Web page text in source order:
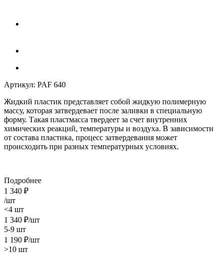
Артикул: PAF 640
Жидкий пластик представляет собой жидкую полимерную
массу, которая затвердевает после заливки в специальную
форму. Такая пластмасса твердеет за счет внутренних
химических реакций, температуры и воздуха. В зависимости
от состава пластика, процесс затвердевания может
происходить при разных температурных условиях.
Подробнее
1 340 ₽
/шт
<4 шт
1 340 ₽/шт
5-9 шт
1 190 ₽/шт
>10 шт